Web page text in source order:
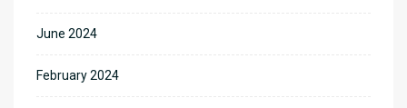
June 2024
February 2024